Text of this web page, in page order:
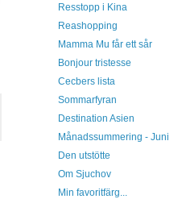
Resstopp i Kina
Reashopping
Mamma Mu får ett sår
Bonjour tristesse
Cecbers lista
Sommarfyran
Destination Asien
Månadssummering - Juni
Den utstötte
Om Sjuchov
Min favoritfärg...